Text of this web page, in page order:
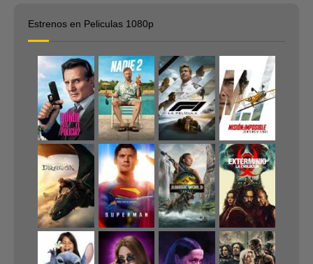
Estrenos en Peliculas 1080p